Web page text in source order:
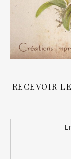
RECEVOIR